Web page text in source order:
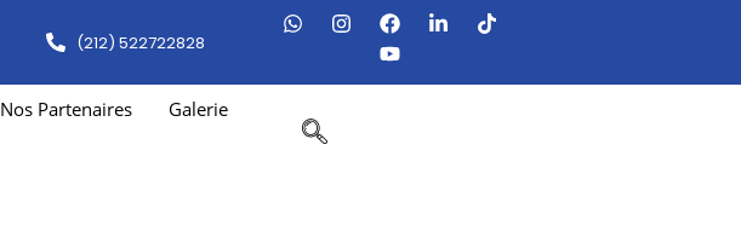
(212) 522722828
Nos Partenaires
Galerie